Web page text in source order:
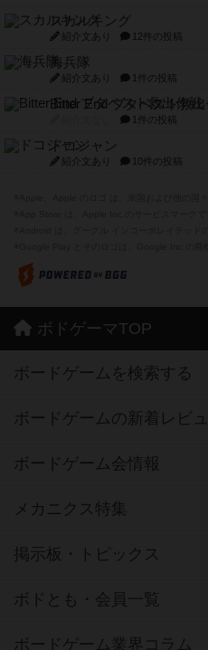
スカルキング
紹介文あり 12件の投稿
海兵隊
紹介文あり 1件の投稿
Bitter End ブタペスト救出
1件の投稿
ドコジャン
紹介文あり 10件の投稿
ボドゲーマTOP
ボードゲームを検索する
ボードゲームの新着レビ
ボードゲーム会情報
メカニクス特集
掲示板・トピックス
ボドとも・会員一覧
ボードゲーム業界コラム